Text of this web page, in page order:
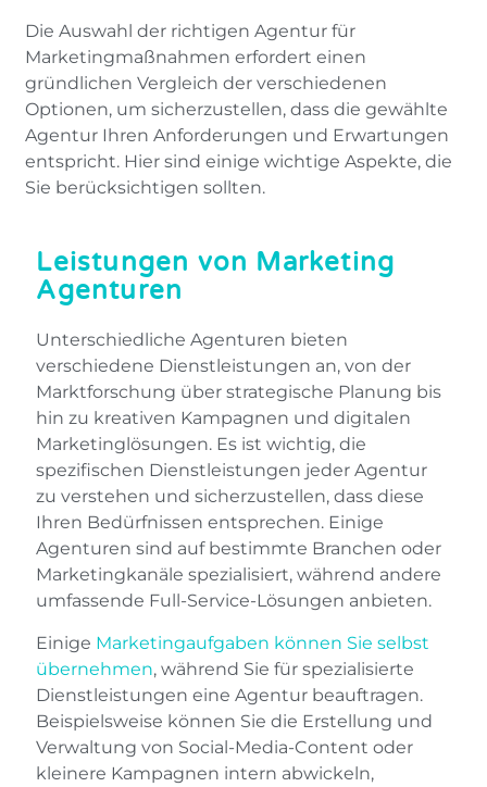
Die Auswahl der richtigen Agentur für
Marketingmaßnahmen erfordert einen
gründlichen Vergleich der verschiedenen
Optionen, um sicherzustellen, dass die gewählte
Agentur Ihren Anforderungen und Erwartungen
entspricht. Hier sind einige wichtige Aspekte, die
Sie berücksichtigen sollten.
Leistungen von Marketing
Agenturen
Unterschiedliche Agenturen bieten
verschiedene Dienstleistungen an, von der
Marktforschung über strategische Planung bis
hin zu kreativen Kampagnen und digitalen
Marketinglösungen. Es ist wichtig, die
spezifischen Dienstleistungen jeder Agentur
zu verstehen und sicherzustellen, dass diese
Ihren Bedürfnissen entsprechen. Einige
Agenturen sind auf bestimmte Branchen oder
Marketingkanäle spezialisiert, während andere
umfassende Full-Service-Lösungen anbieten.
Einige Marketingaufgaben können Sie selbst
übernehmen, während Sie für spezialisierte
Dienstleistungen eine Agentur beauftragen.
Beispielsweise können Sie die Erstellung und
Verwaltung von Social-Media-Content oder
kleinere Kampagnen intern abwickeln,